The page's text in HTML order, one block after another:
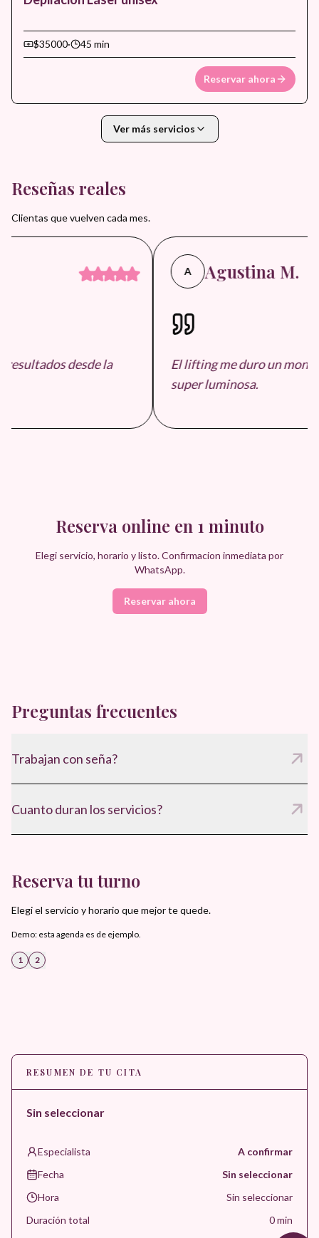
$35000· 45 min
Reservar ahora
Ver más servicios
Reseñas reales
Clientas que vuelven cada mes.
desde la
A Agustina M.
El lifting me duro un
super luminosa.
Reserva online en 1 minuto
Elegi servicio, horario y listo. Confirmacion inmediata por
WhatsApp.
Reservar ahora
Preguntas frecuentes
Trabajan con seña?
Cuanto duran los servicios?
Reserva tu turno
Elegi el servicio y horario que mejor te quede.
Demo: esta agenda es de ejemplo.
1 2
RESUMEN DE TU CITA
Sin seleccionar
Especialista
A confirmar
Fecha
Sin seleccionar
Hora
Sin seleccionar
Duración total
0min